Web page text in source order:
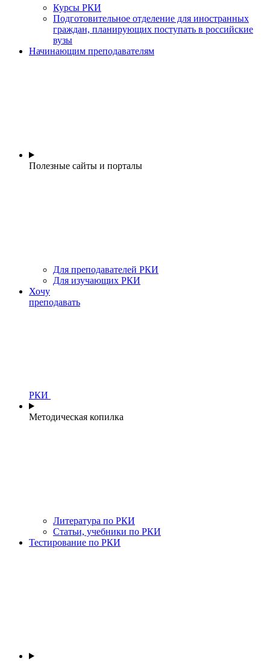
Курсы РКИ
Подготовительное отделение для иностранных
граждан, планирующих поступать в российские
вузы
Начинающим преподавателям
Полезные сайты и порталы
Для преподавателей РКИ
Для изучающих РКИ
Хочу
преподавать
РКИ
Методическая копилка
Литература по РКИ
Статьи, учебники по РКИ
Тестирование по РКИ